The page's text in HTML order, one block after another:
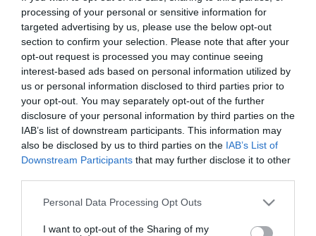
processing of your personal or sensitive information for
targeted advertising by us, please use the below opt-out
section to confirm your selection. Please note that after your
opt-out request is processed you may continue seeing
interest-based ads based on personal information utilized by
us or personal information disclosed to third parties prior to
your opt-out. You may separately opt-out of the further
disclosure of your personal information by third parties on the
IAB’s list of downstream participants. This information may
also be disclosed by us to third parties on the IAB’s List of
Downstream Participants that may further disclose it to other
Please note that this website/app uses one or more Google
not limited to your visit or usage behaviour. You may click to
Personal Data Processing Opt Outs
I want to opt-out of the Sharing of my
ΕΥΡΩΠΑΪΚΗ ΕΠΙΤΡΟΠΗ
Ευρωπαϊκό έργο Τεχνητής
Νοημοσύνης ύψους 2 εκατ. ευρώ
ανέλαβε η Performance
Technologies
28.04.2023